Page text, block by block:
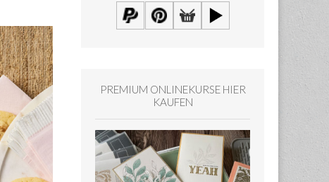
PREMIUM ONLINEKURSE HIER
KAUFEN